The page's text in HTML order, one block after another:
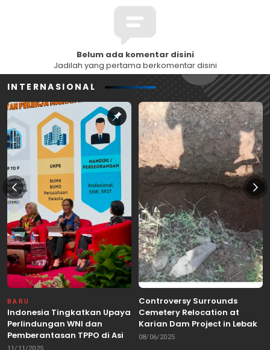
Belum ada komentar disini
Jadilah yang pertama berkomentar disini
INTERNASIONAL
BARU
Indonesia Tingkatkan Upaya
Perlindungan WNI dan
Pemberantasan TPPO di Asia
Tenggara
Controversy Surrounds
Cemetery Relocation at
Karian Dam Project in Lebak,
Banten
08/06/2025